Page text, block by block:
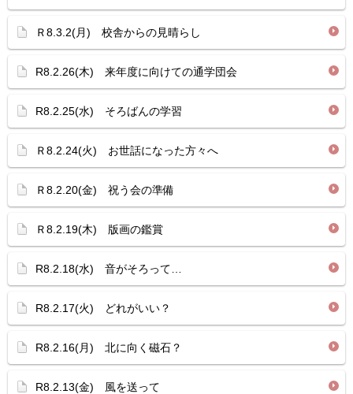
Ｒ8.3.2(月) 校舎からの見晴らし
R8.2.26(木) 来年度に向けての通学団会
R8.2.25(水) そろばんの学習
Ｒ8.2.24(火) お世話になった方々へ
Ｒ8.2.20(金) 祝う会の準備
Ｒ8.2.19(木) 版画の鑑賞
R8.2.18(水) 音がそろって…
R8.2.17(火) どれがいい？
R8.2.16(月) 北に向く磁石？
R8.2.13(金) 風を送って